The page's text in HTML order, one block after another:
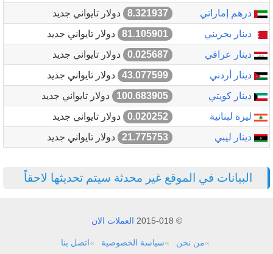
درهم إماراتي
8.321937
دولار تايواني جديد
دينار بحريني
81.105901
دولار تايواني جديد
دينار عراقي
0.025687
دولار تايواني جديد
دينار أردني
43.077599
دولار تايواني جديد
دينار كويتي
100.683905
دولار تايواني جديد
ليرة لبنانية
0.020252
دولار تايواني جديد
دينار ليبي
21.775753 دولار تايواني جديد
البيانات في الموقع غير محدثة سيتم تحديثها لاحقاً
© 2015-018 العملات الان
من نحن سياسة الخصوصية
اتصل بنا